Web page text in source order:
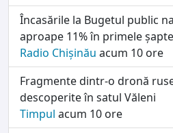
Încasările la Bugetul public
aproape 11% în primele
Radio Chișinău acum 10 ore
Fragmente dintr-o dronă
descoperite în satul Văleni
Timpul acum 10 ore